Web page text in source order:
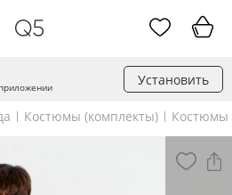
Установить
Костюмы (комплекты) Костюмы